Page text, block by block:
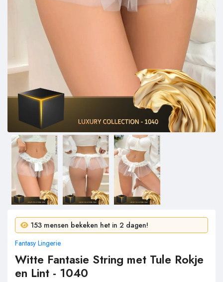
12 mensen kochten in 24 uur!
153 mensen bekeken het in 2 dagen!
Fantasy Lingerie
Witte Fantasie String met Tule Rokje
en Lint - 1040